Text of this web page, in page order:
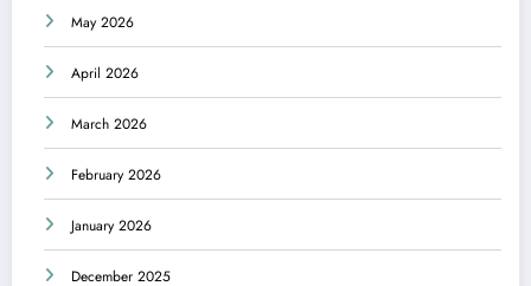
May 2026
April 2026
March 2026
February 2026
January 2026
December 2025